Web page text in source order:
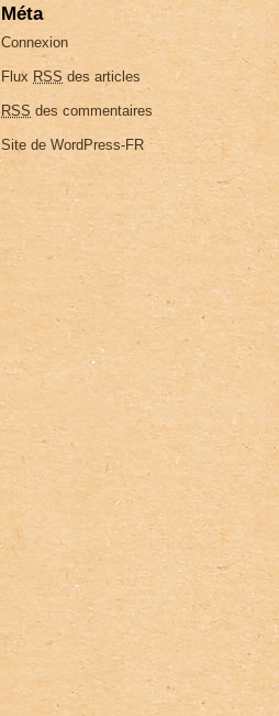
Méta
Connexion
Flux RSS des articles
RSS des commentaires
Site de WordPress-FR